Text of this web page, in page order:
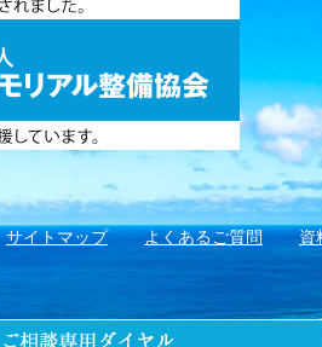
サイトマップ よくあるご質問
資